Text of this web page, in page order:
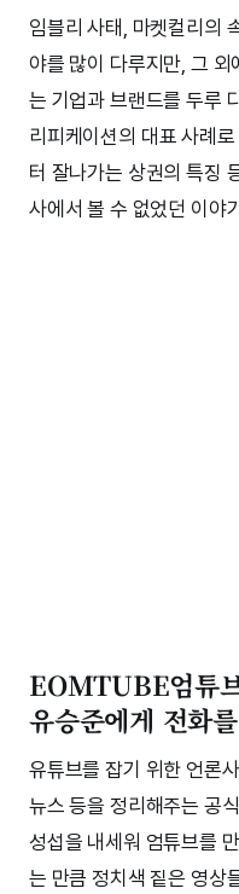
임블리 사태, 마켓컬리의
야를 많이 다루지만, 그 외
는 기업과 브랜드를 두루
리피케이션의 대표 사례
터 잘나가는 상권의 특징
사에서 볼 수 없었던 이야
EOMTUBE엄튜
유승준에게 전화
유튜브를 잡기 위한 언론
뉴스 등을 정리해주는 공
성섭을 내세워 엄튜브를
는 만큼 정치색 짙은 영상